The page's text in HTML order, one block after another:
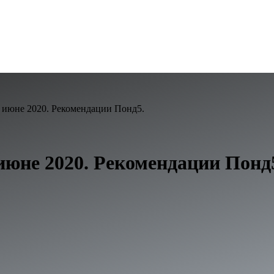
июне 2020. Рекомендации Понд5.
2020. Рекомендации